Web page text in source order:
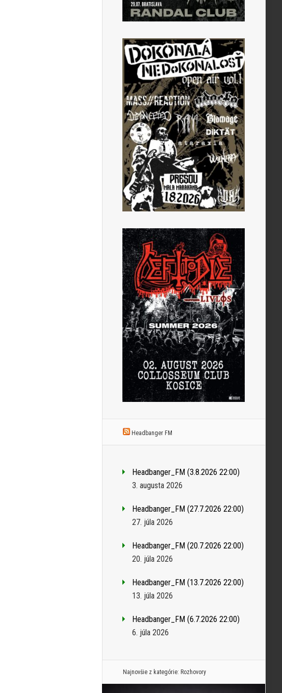
Headbanger FM
Headbanger_FM (3.8.2026 22:00)
3. augusta 2026
Headbanger_FM (27.7.2026 22:00)
27. júla 2026
Headbanger_FM (20.7.2026 22:00)
20. júla 2026
Headbanger_FM (13.7.2026 22:00)
13. júla 2026
Headbanger_FM (6.7.2026 22:00)
6. júla 2026
Najnovšie z kategórie: Rozhovory